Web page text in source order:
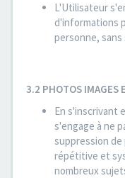
L'Utilisateur
d'informations
personne, sans
3.2 PHOTOS IMAGES
En s'inscrivant
s'engage à ne
suppression
répétitive et
nombreux